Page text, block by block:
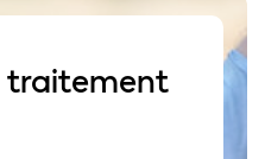
traitement